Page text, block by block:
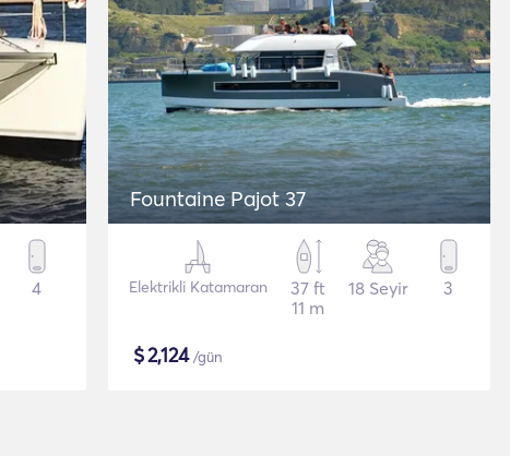
4
Fountaine Pajot 37
Elektrikli Katamaran
37 ft
11 m
18 Seyir 3
$2,124/gün